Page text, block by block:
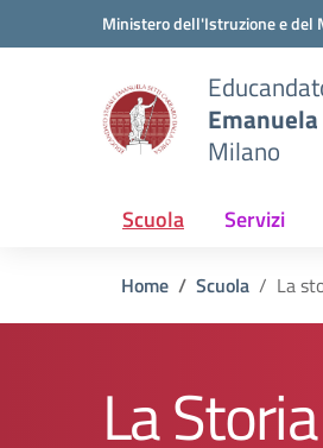
Vai ai contenuti
Vai al menu di navigazioneMinistero dell'Istruzione e del
Milano
Scuola Servizi
Home Scuola La
La Storia